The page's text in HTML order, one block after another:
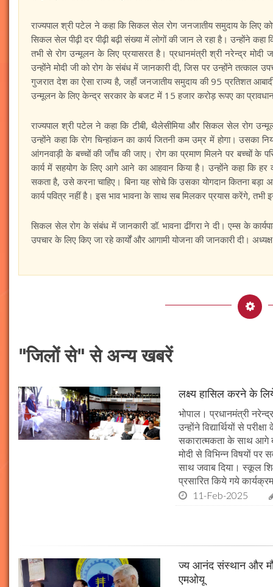
राज्यपाल श्री पटेल ने कहा कि सिकल सेल रोग जनजातीय समुदाय के लिए
सिकल सेल पीढ़ी दर पीढ़ी बढ़ी संख्या में लोगों की जान ले रहा है। उन्होंने कहा
तभी से रोग उन्‍मूलन के लिए प्रयासरत है। प्रधानमंत्री श्री नरेन्द्र
उन्होंने मोदी जी को रोग के संबंध में जानकारी दी, जिस पर उन्होंने
गुजरात देश का ऐसा राज्य है, जहाँ जनजातीय समुदाय की 95 प्रतिशत
उन्‍मूलन के लिए केन्द्र सरकार के बजट में 15 हजार करोड़ रूपए का
राज्यपाल श्री पटेल ने कहा कि टीबी, थैलेसीमिया और सिकल सेल रोग
उन्होंने कहा कि रोग चिन्हांकन का कार्य जितनी कम उम्र में होगा। उसका
आंगनवाड़ी के बच्चों की जाँच की जाए। रोग का प्रमाण मिलने पर बच्चों के
कार्य में सहयोग के लिए आगे आने का आहवान किया है। उन्होंने कहा कि हर
सकता है, उसे करना चाहिए। बिना यह सोचे कि उसका योगदान कितना बड़ा
कार्य पवित्र नहीं है। इस भाव भावना के साथ सब मिलकर प्रयास करेंगे, तभी
सिकल सेल रोग के संबंध में जानकारी डॉ. भावना ढींगरा ने दी। एम्स के
उपचार के लिए किए जा रहे कार्यों और आगामी योजना की जानकारी दी।
"जिलों से" से अन्य खबरें
लक्ष्य हासिल करने के
भोपाल। प्रधानमंत्री नरेन्द्र
उन्होंने विद्यार्थियों से
सकारात्मकता के साथ आगे
मोदी से विभिन्न विषयों
साथ जवाब दिया। स्कूल
प्रसारित किये गये
11-Feb-2025
ज्य आनंद संस्थान और
एमओयू